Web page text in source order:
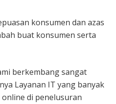
konsumen dan azas
buat konsumen serta
berkembang sangat
Layanan IT yang banyak
di penelusuran